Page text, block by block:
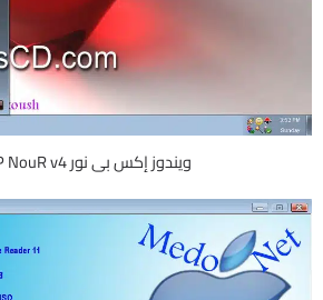
ويندوز إكس بى نور Win XP NouR v4